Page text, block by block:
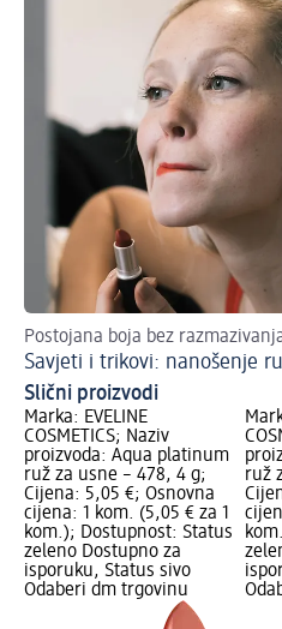
Postojana boja bez
Savjeti i trikovi: nanošenje
Slični proizvodi
Marka: EVELINE
COSMETICS; Naziv
proizvoda: Aqua platinum
ruž za usne – 478, 4 g;
Cijena: 5,05 €; Osnovna
cijena: 1 kom. (5,05 € za 1
kom.); Dostupnost: Status
zeleno Dostupno za
isporuku, Status sivo
Odaberi dm trgovinu
ruž